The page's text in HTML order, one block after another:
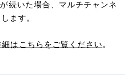
続いた場合、マルチチャンネ
ます。
はこちらをご覧ください 。